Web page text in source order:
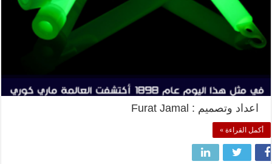
اعداد وتصميم : Furat Jamal
أكمل القراءة »